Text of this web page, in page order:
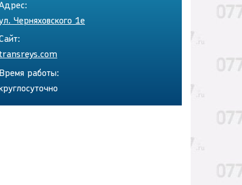
Черняховского 1е
Время работы: